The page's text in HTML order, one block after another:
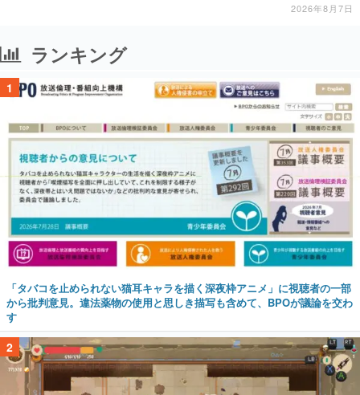
2026年8月7日
ランキング
1
「タバコを止められない猫耳キャラを描く深夜枠アニメ」に視聴者の一部
から批判意見。違法薬物の使用と思しき描写も含めて、BPOが議論を交わ
す
2